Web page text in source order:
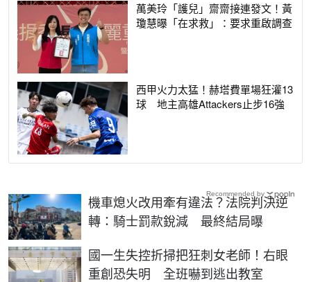
萬美玲「護兒」齋齋接連發文！黃
瓊慧曝「在求救」：要求重啟調查
西甲火力太猛！赫塔費單場狂灌13
球 地主高雄Attackers止步16強
機車熄火改用牽有違法？法院判決逆
轉：騎士罰款銳減 最終結局曝
國一生失控折掃把狂刺女老師！右眼
重創恐失明 全班嚇到逃出教室
Recommended by